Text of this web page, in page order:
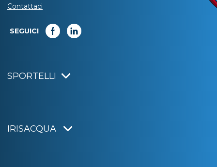
Contattaci
SEGUICI
SPORTELLI
IRISACQUA